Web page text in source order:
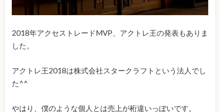
2018年アクセストレードMVP、アクトレ王の発表もありま
した。
アクトレ王2018は株式会社スタークラフトという法人でし
た^^
やはり、僕のような個人とは売上が桁違いっぽいです。